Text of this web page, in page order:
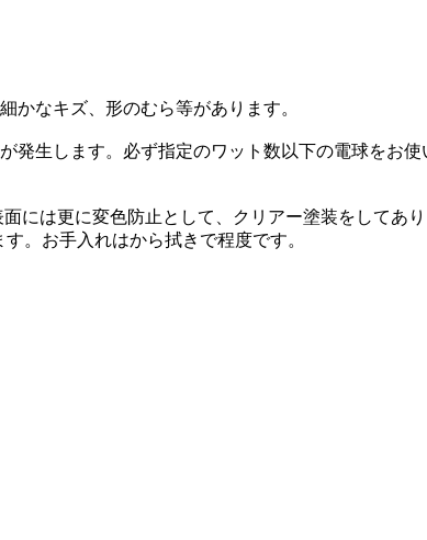
かなキズ、形のむら等があります。
発生します。必ず指定のワット数以下の電球をお
には更に変色防止として、クリアー塗装をしてあ
。お手入れはから拭きで程度です。